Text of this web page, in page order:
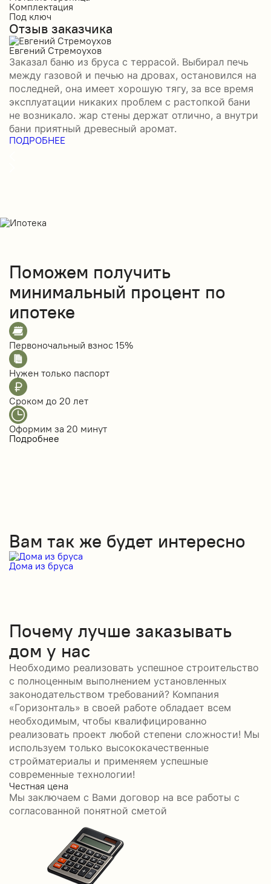
Комплектация
Под ключ
Отзыв заказчика
Евгений Стремоухов
Заказал баню из бруса с террасой. Выбирал печь
между газовой и печью на дровах, остановился на
последней, она имеет хорошую тягу, за все время
эксплуатации никаких проблем с растопкой бани
не возникало. жар стены держат отлично, а внутри
бани приятный древесный аромат.
ПОДРОБНЕЕ
Поможем получить
минимальный процент по
ипотеке
Первоночальный взнос 15%
Нужен только паспорт
Сроком до 20 лет
Оформим за 20 минут
Подробнее
Вам так же будет интересно
Дома из бруса
Почему лучше заказывать
дом у нас
Необходимо реализовать успешное строительство
с полноценным выполнением установленных
законодательством требований? Компания
«Горизонталь» в своей работе обладает всем
необходимым, чтобы квалифицированно
реализовать проект любой степени сложности! Мы
используем только высококачественные
стройматериалы и применяем успешные
современные технологии!
Честная цена
Мы заключаем с Вами договор на все работы с
согласованной понятной сметой